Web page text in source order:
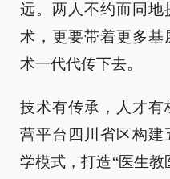
远。两人不约而同地
术，更要带着更多基
术一代代传下去。
技术有传承，人才有
营平台四川省区构建
学模式，打造“医生